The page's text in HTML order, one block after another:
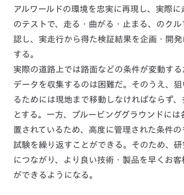
アルワールドの環境を忠実に再現し、実際
のテストで、走る・曲がる・止まる、のク
認し、実走行から得た検証結果を企画・開発
する。
実際の道路上では路面などの条件が変動す
データを収集するのは困難だ。そのうえ、
るためには現地まで移動しなければならず
とする。一方、プルービンググラウンドには
置されているため、高度に管理された条件の
試験を繰り返すことができる。そのため、
につながり、より良い技術・製品を早くお客
ができるようになる。